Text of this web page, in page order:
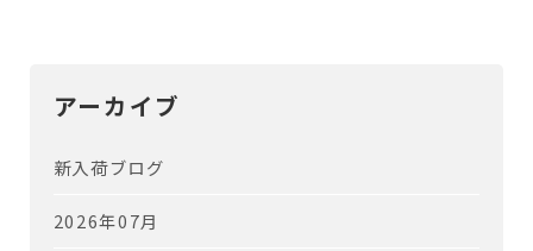
アーカイブ
新入荷ブログ
2026年07月